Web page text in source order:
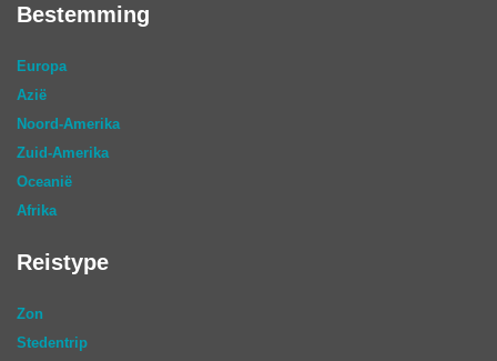
Bestemming
Europa
Azië
Noord-Amerika
Zuid-Amerika
Oceanië
Afrika
Reistype
Zon
Stedentrip